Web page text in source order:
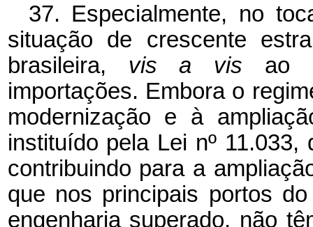
37. Especialmente, no
situação de crescente
brasileira, vis a vis ao
importações. Embora o
modernização e à
instituído pela Lei nº
contribuindo para a
que nos principais portos
engenharia superado, não